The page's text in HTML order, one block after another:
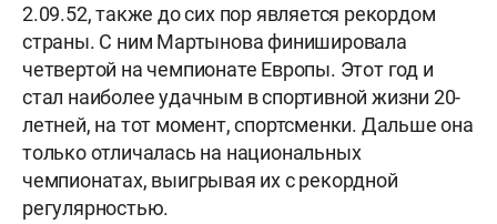
2.09.52, также до сих пор является рекордом
страны. С ним Мартынова финишировала
четвертой на чемпионате Европы. Этот год и
стал наиболее удачным в спортивной жизни 20-
летней, на тот момент, спортсменки. Дальше она
только отличалась на национальных
чемпионатах, выигрывая их с рекордной
регулярностью.